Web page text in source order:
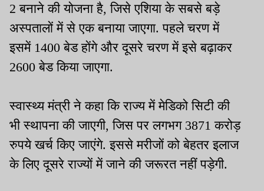
2 बनाने की योजना है, जिसे एशिया के सबसे बड़े
अस्पतालों में से एक बनाया जाएगा. पहले चरण में
इसमें 1400 बेड होंगे और दूसरे चरण में इसे बढ़ाकर
2600 बेड किया जाएगा.
स्वास्थ्य मंत्री ने कहा कि राज्य में मेडिको सिटी की
भी स्थापना की जाएगी, जिस पर लगभग 3871 करोड़
रुपये खर्च किए जाएंगे. इससे मरीजों को बेहतर इलाज
के लिए दूसरे राज्यों में जाने की जरूरत नहीं पड़ेगी.